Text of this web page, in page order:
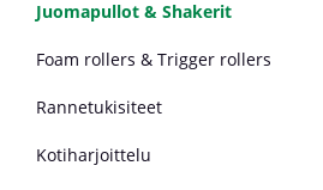
Juomapullot & Shakerit
Foam rollers & Trigger rollers
Rannetukisiteet
Kotiharjoittelu